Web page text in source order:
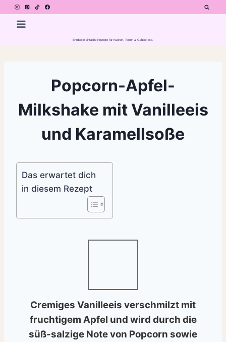
Zum
Inhalt
Entdecke einfache Rezepte für Kuchen, Torten & Gebäck etc.
Popcorn-Apfel-
Milkshake mit Vanilleeis
und Karamellsoße
Das erwartet dich
in diesem Rezept
Cremiges Vanilleeis verschmilzt mit
fruchtigem Apfel und wird durch die
süß-salzige Note von Popcorn sowie